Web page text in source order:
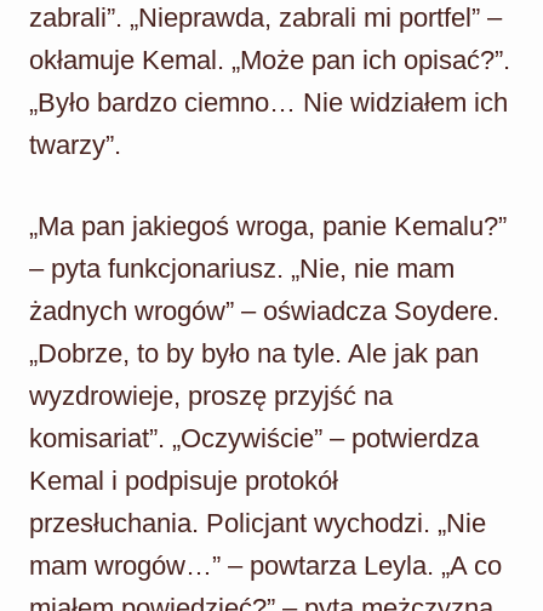
zabrali”. „Nieprawda, zabrali mi portfel” –
okłamuje Kemal. „Może pan ich opisać?”.
„Było bardzo ciemno… Nie widziałem ich
twarzy”.
„Ma pan jakiegoś wroga, panie Kemalu?”
– pyta funkcjonariusz. „Nie, nie mam
żadnych wrogów” – oświadcza Soydere.
„Dobrze, to by było na tyle. Ale jak pan
wyzdrowieje, proszę przyjść na
komisariat”. „Oczywiście” – potwierdza
Kemal i podpisuje protokół
przesłuchania. Policjant wychodzi. „Nie
mam wrogów…” – powtarza Leyla. „A co